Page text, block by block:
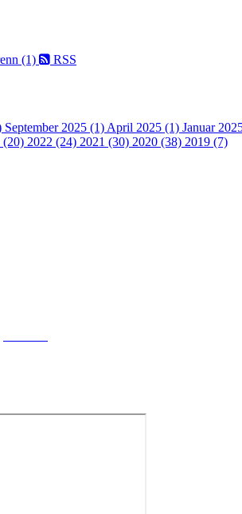
(1) RSS
September 2025 (1) April 2025 (1) Januar
(20) 2022 (24) 2021 (30) 2020 (38) 2019 (7)